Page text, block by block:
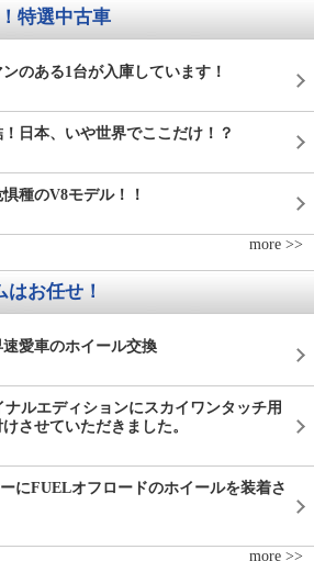
特選中古車
のある1台が入庫しています！
日本、いや世界でここだけ！？
種のV8モデル！！
more >>
お任せ！
愛車のホイール交換
ルエディションにスカイワンタッチ用
させていただきました。
にFUELオフロードのホイールを装着さ
more >>